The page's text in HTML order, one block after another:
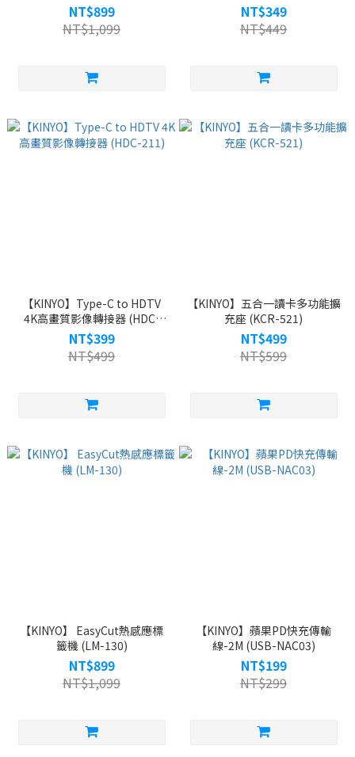
NT$899
NT$1,099
NT$349
NT$449
【KINYO】Type-C to HDTV
4K高畫質影像轉接器 (HDC-
211)
NT$399
NT$499
【KINYO】五合一讀卡多功能擴
充座 (KCR-521)
NT$499
NT$599
【KINYO】 EasyCut熱感應標
籤機 (LM-130)
NT$899
NT$1,099
【KINYO】蘋果PD快充傳輸
線-2M (USB-NAC03)
NT$199
NT$299